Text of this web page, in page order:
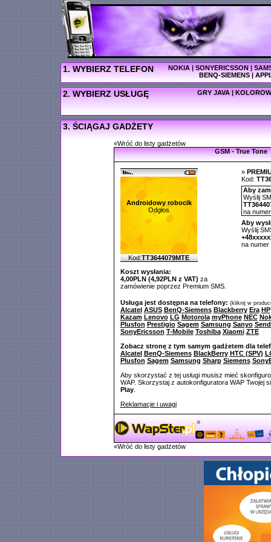
1. WYBIERZ TELEFON NOKIA|SONYERICSSON|
BENQ-SIEMENS|
2. WYBIERZ USŁUGĘ GRY JAVA |
3. ŚCIĄGAJ GADŻETY
«Wróć do listy gadżetów
GSM - True Tone
Androidowy robocik
Odgłos
Kod:TT3644079MTE
Koszt wysłania:
4,00PLN (4,92PLN z VAT) za
zamówienie poprzez Premium SMS.
»
Kod:
Aby
Wyślij
na
Aby
Wyślij
na numer
Usługa jest dostępna na telefony: (kliknij w
Alcatel ASUS BenQ-Siemens Blackberry Era HP
Kazam Lenovo LG Motorola myPhone NEC
Plusfon Prestigio Sagem Samsung Sanyo
SonyEricsson T-Mobile Toshiba Xiaomi ZTE
Zobacz stronę z tym samym gadżetem dla
Alcatel BenQ-Siemens BlackBerry HTC (SPV)
Plusfon Sagem Samsung Sharp Siemens
Aby skorzystać z tej usługi musisz mieć
WAP. Skorzystaj z autokonfiguratora WAP Twojej
Play.
Reklamacje i uwagi
«Wróć do listy gadżetów